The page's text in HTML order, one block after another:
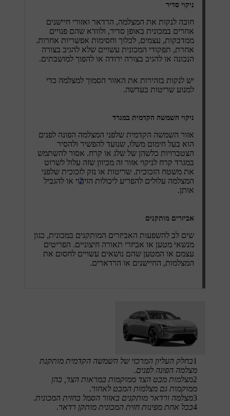
ניקוי סדיר
חובה לנקות את המצלמה, הרדאר ואזורי חיישנים
אחרים במכונית באופן סדיר, ולוודא שהם פנויים
ממדבקות, עצמים, לכלוך וחסימות אפשריות אחרות.
אחרת, תפקודי המכונית עשויים שלא להגיב בצורה
הנכונה או להגיב בצורה ירודה או להפוך למושבתים.
יש לנקות בזהירות את האזור הסמוך למצלמה כדי
למנוע שריטות בעדשה.
ניקוי השמשה הקדמית במגרד
אזור השמשה הקדמית שלפני המצלמה הפונה לפנים
הוא בעל חימום משלו, שנועד להפשיר ולהסיר
הצטברויות כלשהן של שלג או קרח. אסור להשתמש
במגרד קרח לניקוי אזור זה מכיוון שזה עלול לשרוט
את משטח הזכוכית. שריטות או נזק לזכוכית שלפני
המצלמה עלולים להפריע ליכולות הזיהוי או להגביל
אותן.
אביזרים מותקנים
שים לב להשפעות האביזרים המותקנים במכונית, כגון
מנשאי מטען או אביזרי תאורה חיצוניים. הפריטים
עצמם או המטען שהם נושאים עשויים לחסום את
המצלמות, החיישנים או הרדארים.
2
1בחלק העליון המרכזי של השמשה הקדמית מותקנת
מצלמה הפונה לפנים.
2מצלמות מבט הצד ממוקמות במראות הצד, בהן
ממוקמות גם מצלמות המבט לאחור.
3מצלמה ורדאר מותקנים באזור הסמל בחזית המכונית.
4בכל אחת מפינות חזית המכונית מותקן רדאר.